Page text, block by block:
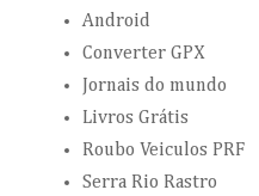
Android
Converter GPX
Jornais do mundo
Livros Grátis
Roubo Veiculos PRF
Serra Rio Rastro